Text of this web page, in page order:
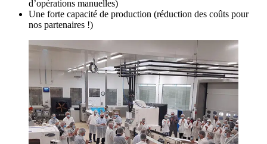
d’opérations manuelles)
Une forte capacité de production (réduction des coûts pour
nos partenaires !)